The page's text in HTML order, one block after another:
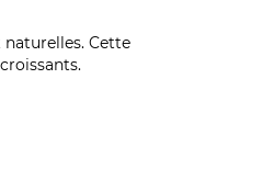
Cette